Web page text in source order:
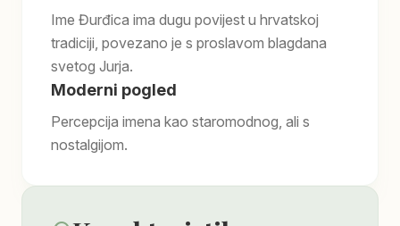
Ime Đurđica ima dugu povijest u hrvatskoj
tradiciji, povezano je s proslavom blagdana
svetog Jurja.
Moderni pogled
Percepcija imena kao staromodnog, ali s
nostalgijom.